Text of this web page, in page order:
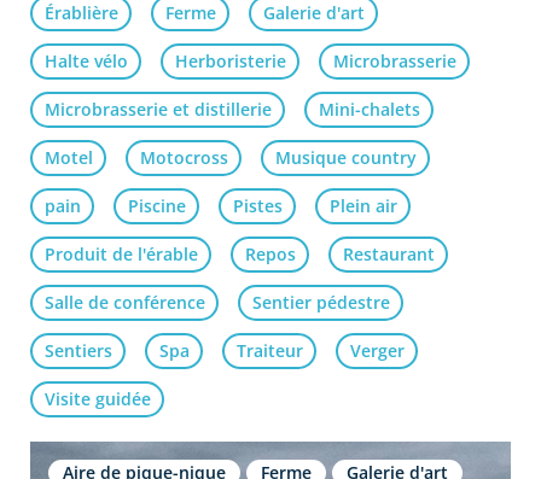
Érablière Ferme Galerie d'art
Halte vélo Herboristerie Microbrasserie
Microbrasserie et distillerie Mini-chalets
Motel Motocross Musique country
pain Piscine Pistes Plein air
Produit de l'érable Repos Restaurant
Salle de conférence Sentier pédestre
Sentiers Spa Traiteur Verger
Visite guidée
Aire de pique-nique Ferme
Galerie d'art